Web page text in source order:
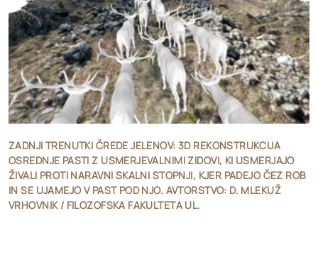
ZADNJI TRENUTKI ČREDE JELENOV: 3D REKONSTRUKCIJA
OSREDNJE PASTI Z USMERJEVALNIMI ZIDOVI, KI USMERJAJO
ŽIVALI PROTI NARAVNI SKALNI STOPNJI, KJER PADEJO ČEZ ROB
IN SE UJAMEJO V PAST POD NJO. AVTORSTVO: D. MLEKUŽ
VRHOVNIK / FILOZOFSKA FAKULTETA UL.